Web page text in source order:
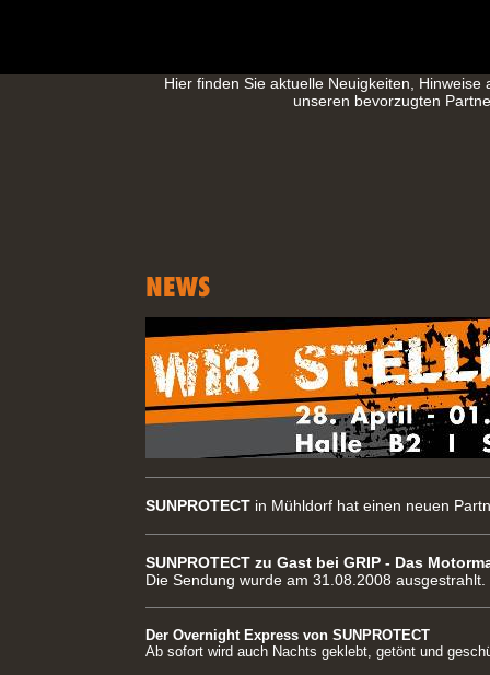
Hier finden Sie aktuelle Neuigkeiten,
unseren bevorzugten
SUNPROTECTin Mühldorf hat einen neuen
SUNPROTECT zu Gast bei GRIP - Das
Die Sendung wurde am 31.08.2008 ausgestrahlt.
Der Overnight Express von SUNPROTECT
Ab sofort wird auch Nachts geklebt, getönt und